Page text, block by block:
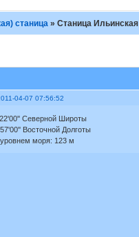
станица » Станица Ильинская
04-07 07:56:52
Северной Широты
Восточной Долготы
моря: 123 м